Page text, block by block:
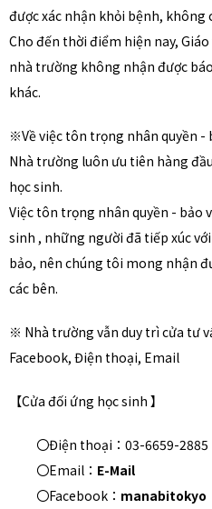
được xác nhận khỏi bệnh, không
Cho đến thời điểm hiện nay,
nhà trường không nhận được
khác.
※Về việc tôn trọng nhân quyền -
Nhà trường luôn ưu tiên hàng
học sinh.
Việc tôn trọng nhân quyền - bảo
sinh , những người đã tiếp xúc
bảo, nên chúng tôi mong nhận
các bên.
※ Nhà trường vẫn duy trì cửa tư
Facebook, Điện thoại, Email
【Cửa đối ứng học sinh 】
〇Điện thoại：03-6659-2885
〇Email： E-Mail
〇Facebook： manabitokyo